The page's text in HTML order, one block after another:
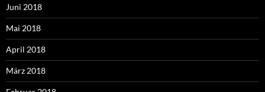
Juni 2018
Mai 2018
April 2018
März 2018